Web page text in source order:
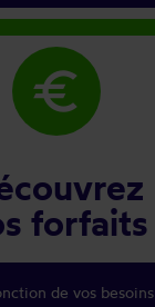
euro
forfaits
de vos besoins